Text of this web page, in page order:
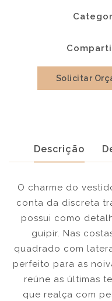
Solicitar
Descrição
O charme do
conta da discreta
possui como
guipir. Nas
quadrado com
perfeito para as
reúne as últimas
que realça com